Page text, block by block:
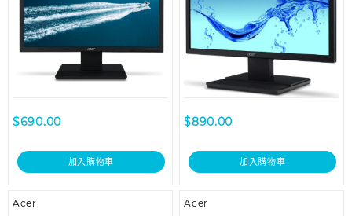
$690.00
加入購物車
$890.00
加入購物車
Acer Acer